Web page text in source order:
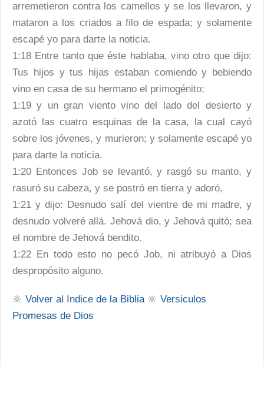
arremetieron contra los camellos y se los llevaron, y
mataron a los criados a filo de espada; y solamente
escapé yo para darte la noticia.
1:18 Entre tanto que éste hablaba, vino otro que dijo:
Tus hijos y tus hijas estaban comiendo y bebiendo
vino en casa de su hermano el primogénito;
1:19 y un gran viento vino del lado del desierto y
azotó las cuatro esquinas de la casa, la cual cayó
sobre los jóvenes, y murieron; y solamente escapé yo
para darte la noticia.
1:20 Entonces Job se levantó, y rasgó su manto, y
rasuró su cabeza, y se postró en tierra y adoró,
1:21 y dijo: Desnudo salí del vientre de mi madre, y
desnudo volveré allá. Jehová dio, y Jehová quitó; sea
el nombre de Jehová bendito.
1:22 En todo esto no pecó Job, ni atribuyó a Dios
despropósito alguno.
🔆 Volver al Indice de la Biblia🔆 Versiculos
Promesas de Dios